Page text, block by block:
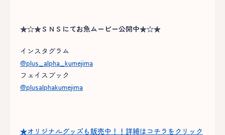
★☆★ＳＮＳにてお魚ムービー公開中★☆★
インスタグラム
@plus_alpha_kumejima
フェイスブック
@plusalphakumejima
★オリジナルグッズも販売中！！詳細はコチラをクリック